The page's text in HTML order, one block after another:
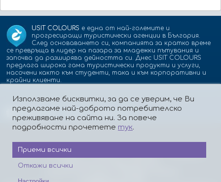
USIT COLOURS е една от най-големите и
прогресиращи туристически агенции в България.
След основаването си, компанията за кратко време
се превръща в лидер на пазара за младежки пътувания и
започва да разширява дейността си. Днес USIT COLOURS
предлага широка гама туристически продукти и услуги,
насочени както към студенти, така и към корпоративни и
крайни клиенти.
Партньори: isic.bg dskbank.bg
За нас Контакти
Политика за поверителност
Използваме бисквитки, за да се уверим, че Ви
предлагаме най-доброто потребителско
преживяване на сайта ни. За повече
подробности прочетете тук.
Приеми всички
Откажи всички